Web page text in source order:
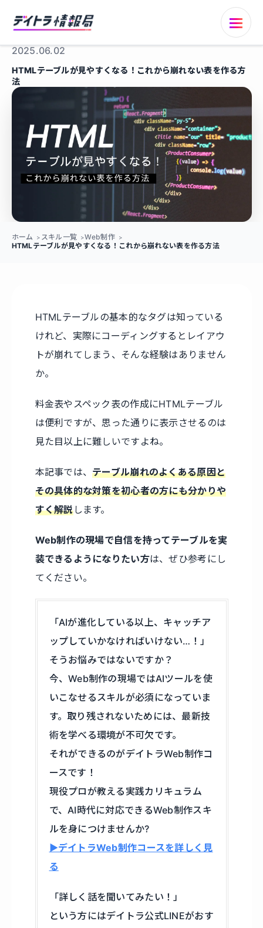
2025.06.02
HTMLテーブルが見やすくなる！これから崩れない表を作る方
法
ホーム スキル一覧
Web制作
HTMLテーブルが見やすくなる！これから崩れない表を作る方法
HTMLテーブルの基本的なタグは知っている
けれど、実際にコーディングするとレイアウ
トが崩れてしまう、そんな経験はありません
か。
料金表やスペック表の作成にHTMLテーブル
は便利ですが、思った通りに表示させるのは
見た目以上に難しいですよね。
本記事では、テーブル崩れのよくある原因と
その具体的な対策を初心者の方にも分かりや
すく解説します。
Web制作の現場で自信を持ってテーブルを実
装できるようになりたい方は、ぜひ参考にし
てください。
「AIが進化している以上、キャッチア
ップしていかなければいけない…！」
そうお悩みではないですか？
今、Web制作の現場ではAIツールを使
いこなせるスキルが必須になっていま
す。取り残されないためには、最新技
術を学べる環境が不可欠です。
それができるのがデイトラWeb制作コ
ースです！
現役プロが教える実践カリキュラム
で、AI時代に対応できるWeb制作スキ
ルを身につけませんか?
▶デイトラWeb制作コースを詳しく見
る
「詳しく話を聞いてみたい！」
という方にはデイトラ公式LINEがおす